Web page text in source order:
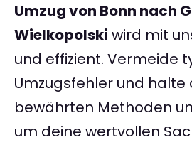
Umzug von Bonn nach
Wielkopolski wird mit
und effizient. Vermeide
Umzugsfehler und halte
bewährten Methoden
um deine wertvollen